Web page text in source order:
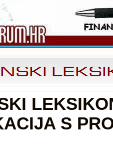
S